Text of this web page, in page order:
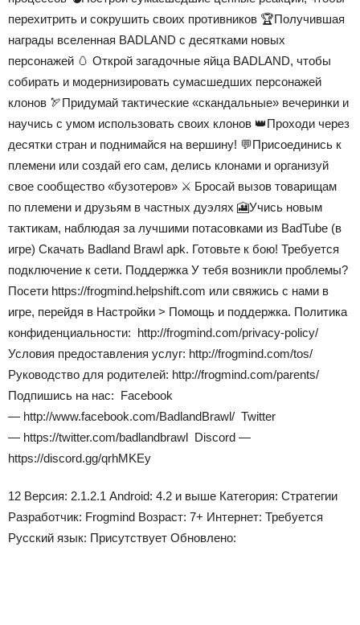
перехитрить и сокрушить своих противников 🏆Получившая
награды вселенная BADLAND с десятками новых
персонажей 🥚 Открой загадочные яйца BADLAND, чтобы
собирать и модернизировать сумасшедших персонажей
клонов 🏹Придумай тактические «скандальные» вечеринки и
научись с умом использовать своих клонов 👑Проходи через
десятки стран и поднимайся на вершину! 💬Присоединись к
племени или создай его сам, делись клонами и организуй
свое сообщество «бузотеров» ⚔ Бросай вызов товарищам
по племени и друзьям в частных дуэлях 🎦Учись новым
тактикам, наблюдая за лучшими потасовками из BadTube (в
игре) Скачать Badland Brawl apk. Готовьте к бою! Требуется
подключение к сети. Поддержка У тебя возникли проблемы?
Посети https://frogmind.helpshift.com или свяжись с нами в
игре, перейдя в Настройки > Помощь и поддержка. Политика
конфиденциальности: http://frogmind.com/privacy-policy/
Условия предоставления услуг: http://frogmind.com/tos/
Руководство для родителей: http://frogmind.com/parents/
Подпишись на нас: Facebook
— http://www.facebook.com/BadlandBrawl/ Twitter
— https://twitter.com/badlandbrawl Discord —
https://discord.gg/qrhMKEy
12 Версия: 2.1.2.1 Android: 4.2 и выше Категория: Стратегии
Разработчик: Frogmind Возраст: 7+ Интернет: Требуется
Русский язык: Присутствует Обновлено: